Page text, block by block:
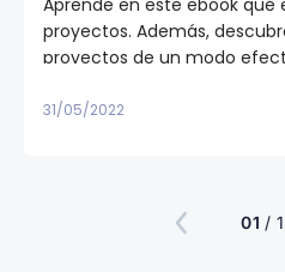
Aprende en este ebook qué
proyectos. Además,
proyectos de un modo
31/05/2022
01 /